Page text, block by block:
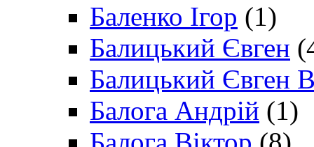
Баленко Ігор (1)
Балицький Євген
Балицький Євген
Балога Андрій (1)